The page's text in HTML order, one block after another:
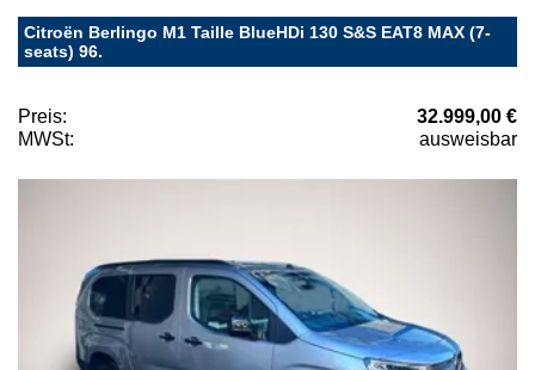
Citroën Berlingo M1 Taille BlueHDi 130 S&S EAT8 MAX (7-
seats) 96.
Preis:
32.999,00 €
MWSt:
ausweisbar